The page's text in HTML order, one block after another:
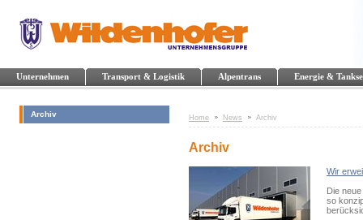
Unternehmen Transport & Logistik Alpentrans Energie &
Archiv Home News Archiv
Archiv
Wir
Die
so